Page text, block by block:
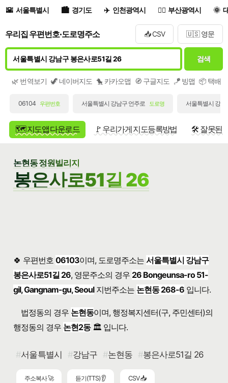
서울특별시 경기도 인천광역시 부산광역시
우리집 우편번호·도로명주소 📥 CSV 🇺🇸 영문
검색
🌿 번역보기 🦖 네이버지도 🐤 카카오맵 🧭 구글지도 🪁 빙맵 📦 택배/
06104 우편번호 서울특별시 강남구 언주로 도로명 서울특별시 강
🗺️ 지도앱 다운로드 🚩 우리가게 지도등록방법 🛠️ 잘못된
논현동 정원빌리지
봉은사로51길 26
🍀 우편번호 06103이며, 도로명주소는서울특별시 강남구
봉은사로51길 26, 영문주소의 경우 26 Bongeunsa-ro 51-
gil, Gangnam-gu, Seoul지번주소는 논현동 268-6 입니다.
법정동의 경우 논현동이며, 행정복지센터(구, 주민센터)의
행정동의 경우 논현2동🏛️ 입니다.
서울특별시 강남구 논현동 봉은사로51길 26
주소복사 🚀 듣기(TTS) 👂 CSV 📥